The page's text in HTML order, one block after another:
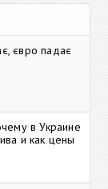
євро падає
в Украине
и как цены